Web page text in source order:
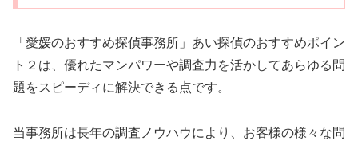
「愛媛のおすすめ探偵事務所」あい探偵のおすすめポイン
ト２は、優れたマンパワーや調査力を活かしてあらゆる問
題をスピーディに解決できる点です。
当事務所は長年の調査ノウハウにより、お客様の様々な問